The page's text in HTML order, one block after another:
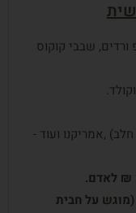
ורדים, שבבי קוקוס
,אמריקנו ועוד -
110 ₪ לבקבוק (מוגש על חבית